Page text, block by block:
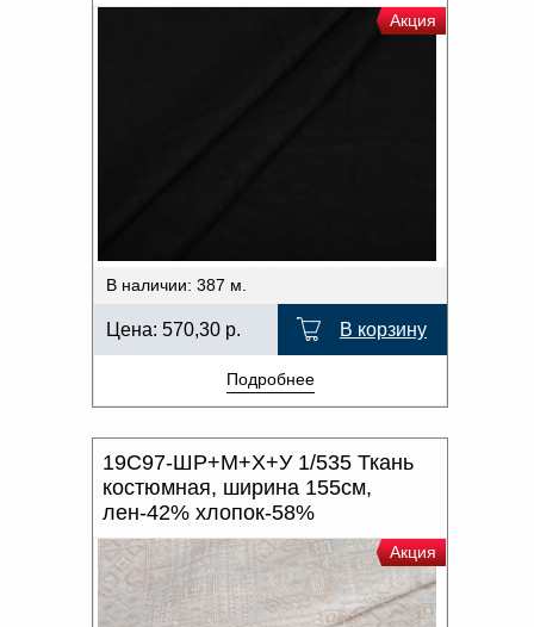
Акция
В наличии: 387 м.
Цена: 570,30 р. В корзину
Подробнее
19С97-ШР+М+Х+У 1/535 Ткань
костюмная, ширина 155см,
лен-42% хлопок-58%
Акция